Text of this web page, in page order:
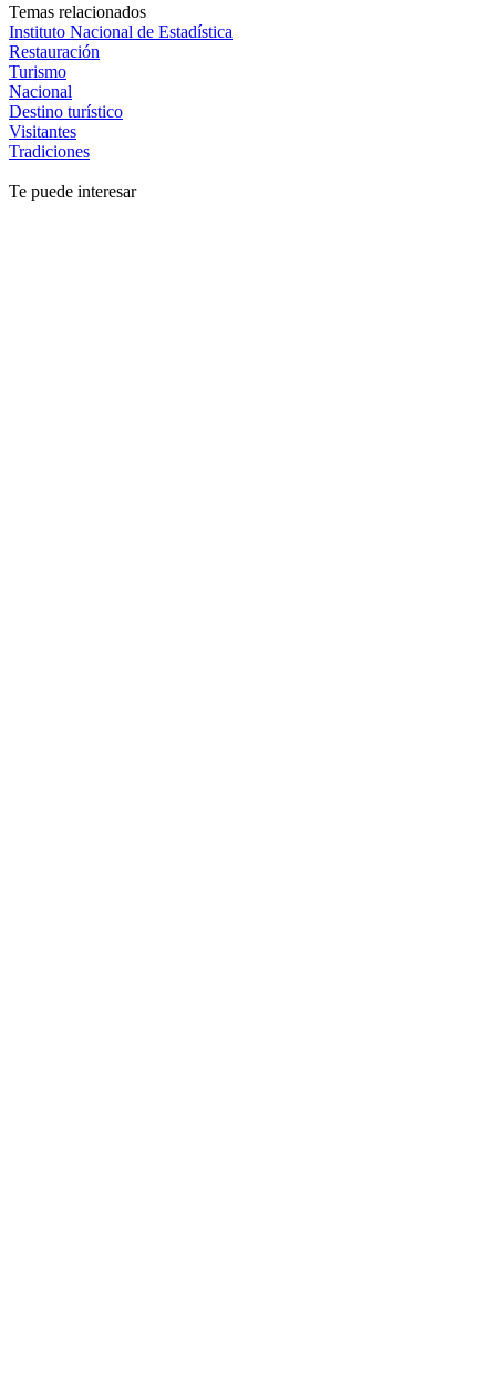
Temas relacionados
Instituto Nacional de Estadística
Restauración
Turismo
Nacional
Destino turístico
Visitantes
Tradiciones
Te puede interesar